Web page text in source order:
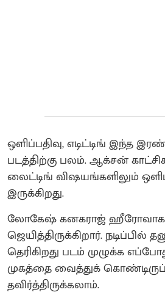
ஒளிப்பதிவு, எடிட்டிங் இந்த
படத்திற்கு பலம். ஆக்சன்
லைட்டிங் விஷயங்களிலும்
இருக்கிறது.
லோகேஷ் கனகராஜ் ஹீரோவாக
ஜெயித்திருக்கிறார். நடிப்பில்
தெரிகிறது படம் முழுக்க
முகத்தை வைத்துக்
தவிர்த்திருக்கலாம்.